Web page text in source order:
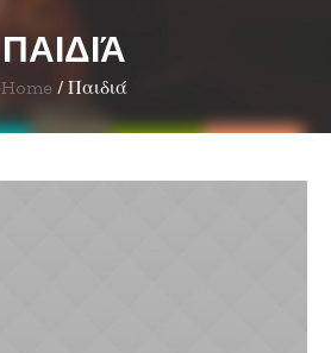
ΠΑΙΔΙΆ
Home / Παιδιά